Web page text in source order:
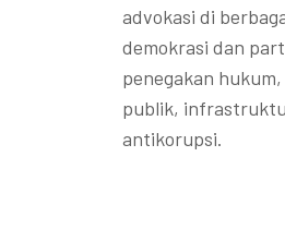
advokasi di
demokrasi dan
penegakan
publik,
antikorupsi.